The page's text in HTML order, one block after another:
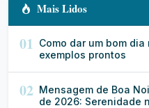
Mais Lidos
01 Como dar um bom
exemplos prontos
02 Mensagem de Boa
de 2026: Serenidade